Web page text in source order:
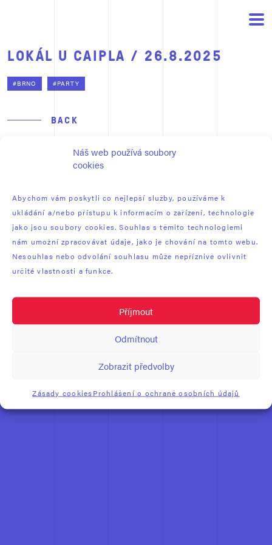
Náš web používá soubory
cookies
Abychom vám poskytli co nejlepší služby, používáme k
ukládání a/nebo přístupu k informacím o zařízení, technologie
jako jsou soubory cookies. Souhlas s těmito technologiemi
nám umožní zpracovávat údaje, jako je chování na tomto webu.
Nesouhlas nebo odvolání souhlasu může nepříznivě ovlivnit
určité vlastnosti a funkce.
Příjmout
Odmítnout
Zobrazit předvolby
Zásady cookiesProhlášení o ochraně osobních údajů
LOKÁL U CAIPLA / 26.8.2025
#BRNO #PARTY
BACK
: count(): Parameter must be an array or an object that implements
/data/www/fotonaut_cz/galerie/wp-